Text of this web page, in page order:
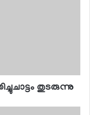
തുടരുന്നു